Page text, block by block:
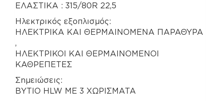
ΕΛΑΣΤΙΚΑ : 315/80R 22,5
Ηλεκτρικός εξοπλισμός:
ΗΛΕΚΤΡΙΚΑ ΚΑΙ ΘΕΡΜΑΙΝΟΜΕΝΑ ΠΑΡΑΘΥΡΑ
,
ΗΛΕΚΤΡΙΚΟΙ ΚΑΙ ΘΕΡΜΑΙΝΟΜΕΝΟΙ
ΚΑΘΡΕΠΕΤΕΣ
Σημειώσεις:
ΒΥΤΙΟ ΗLW ΜΕ 3 ΧΩΡΙΣΜΑΤΑ